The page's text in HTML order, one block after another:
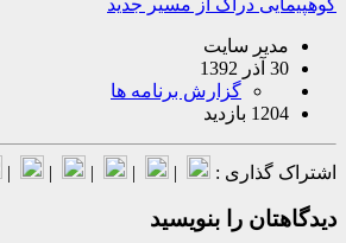
دراک از مسیر جدید
سایت
گزارش برنامه ها
:
|
|
|
|
|
|
را بنویسید